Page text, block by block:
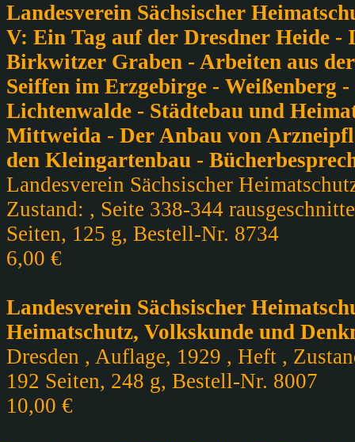
Landesverein Sächsischer
V: Ein Tag auf der Dresdner Heide
Birkwitzer Graben - Arbeiten aus
Seiffen im Erzgebirge - Weißenberg
Lichtenwalde - Städtebau und
Mittweida - Der Anbau von
den Kleingartenbau -
Landesverein Sächsischer
Zustand: , Seite 338-344
Seiten, 125 g, Bestell-Nr. 8734
6,00 €
Landesverein Sächsischer
Heimatschutz, Volkskunde und
Dresden , Auflage, 1929 , Heft ,
192 Seiten, 248 g, Bestell-Nr. 8007
10,00 €